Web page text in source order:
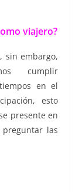
viajero?
, sin embargo,
cumplir
en el
esto
presente en
las